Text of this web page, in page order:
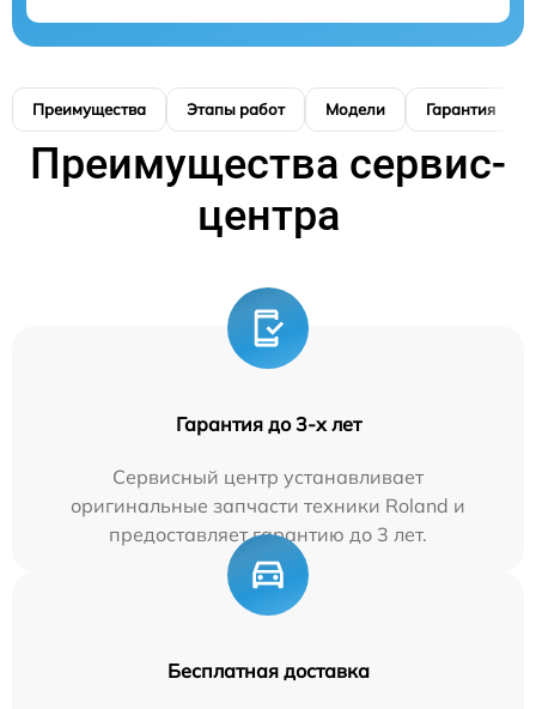
Преимущества Этапы работ Модели Гарантия
Преимущества сервис-
центра
Гарантия до 3-х лет
Сервисный центр устанавливает
оригинальные запчасти техники Roland и
предоставляет гарантию до 3 лет.
Бесплатная доставка